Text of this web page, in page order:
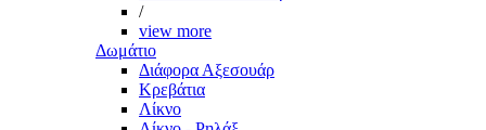
/
view more
Δωμάτιο
Διάφορα Αξεσουάρ
Κρεβάτια
Λίκνο